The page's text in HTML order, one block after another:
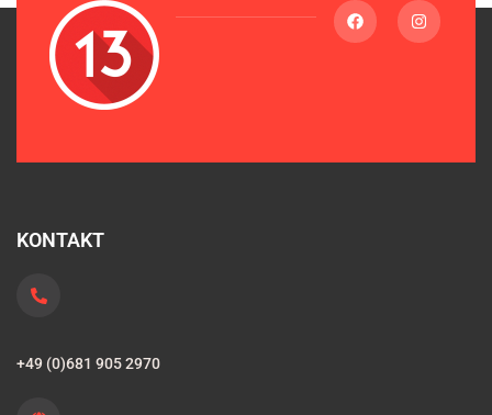
KONTAKT
+49 (0)681 905 2970